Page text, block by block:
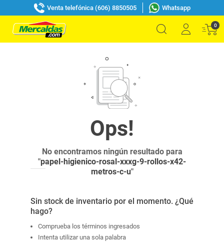
Venta telefónica (606) 8850505 Whatsapp
0
No encontramos ningún resultado para
"papel-higienico-rosal-xxxg-9-rollos-x42-
metros-c-u"
Sin stock de inventario por el momento. ¿Qué
hago?
Comprueba los términos ingresados
Intenta utilizar una sola palabra